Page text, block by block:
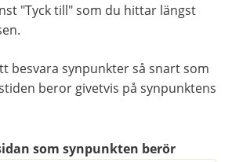
"Tyck till" som du hittar längst
besvara synpunkter så snart som
beror givetvis på synpunktens
som synpunkten berör